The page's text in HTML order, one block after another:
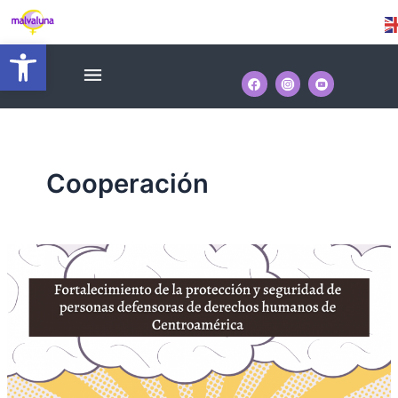
Abrir barra de herramientas
contenido
Menú
Cooperación
Nuevos
recursos
para
la
seguridad
y
protección
Paginación
entradas